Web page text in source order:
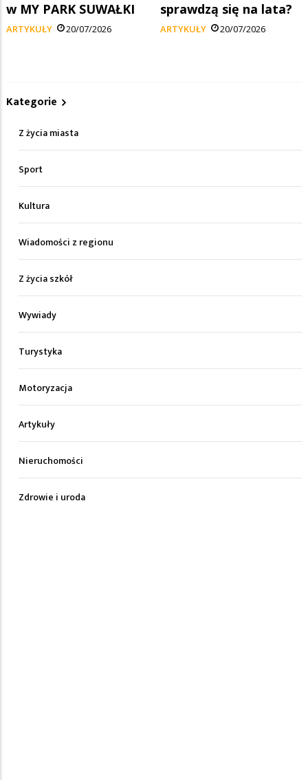
w MY PARK SUWAŁKI
ARTYKUŁY 20/07/2026
sprawdzą się na lata?
ARTYKUŁY 20/07/2026
Kategorie
Z życia miasta
Sport
Kultura
Wiadomości z regionu
Z życia szkół
Wywiady
Turystyka
Motoryzacja
Artykuły
Nieruchomości
Zdrowie i uroda